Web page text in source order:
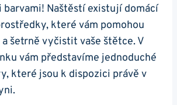
barvami! Naštěstí existují ​domácí
které vám pomohou
‍šetrně⁣ vyčistit vaše štětce. V
vám představíme jednoduché
které jsou k dispozici právě⁢ v